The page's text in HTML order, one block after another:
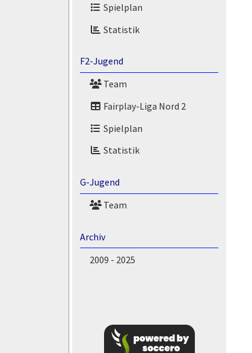
Spielplan
Statistik
F2-Jugend
Team
Fairplay-Liga Nord 2
Spielplan
Statistik
G-Jugend
Team
Archiv
2009 - 2025